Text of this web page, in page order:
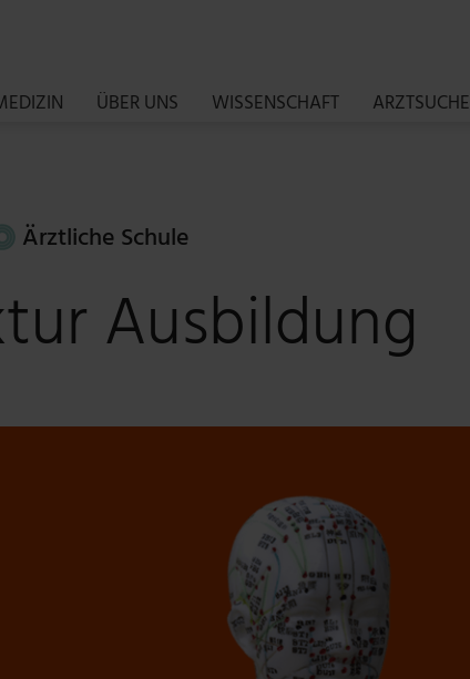
ÜBER UNS WISSENSCHAFT ARZTSUCHE
Ärztliche Schule
Ausbildung